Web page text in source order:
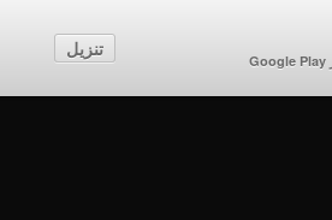
تنزيل
إنشاء حساب